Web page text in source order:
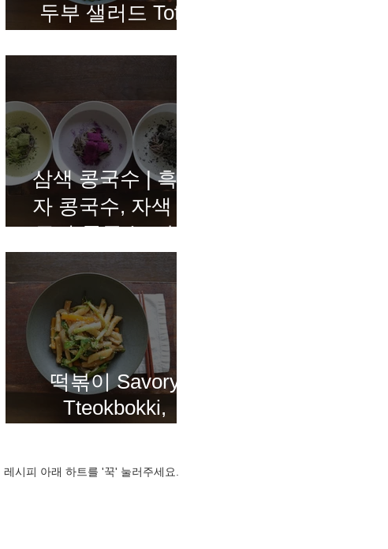
두부 샐러드 Tofu
삼색 콩국수 | 흑임
자 콩국수, 자색 고
구마 콩국수, 말차
Color Kongguksu
떡볶이 Savory
Tteokbokki,
sauce
레시피 아래 하트를 '꾹' 눌러주세요.